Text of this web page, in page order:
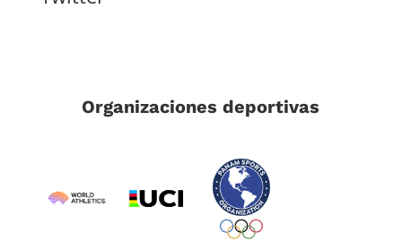
Organizaciones deportivas